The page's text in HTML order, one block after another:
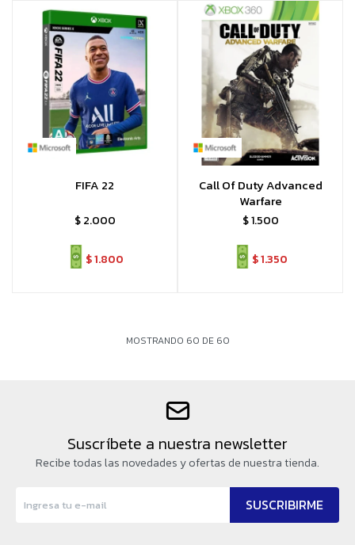
FIFA 22
$ 2.000
$1.800
Call Of Duty Advanced
Warfare
$1.500
$1.350
MOSTRANDO 60 DE 60
Suscríbete a nuestra newsletter
Recibe todas las novedades y ofertas de nuestra tienda.
SUSCRIBIRME